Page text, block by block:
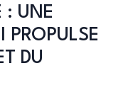
: UNE
DU